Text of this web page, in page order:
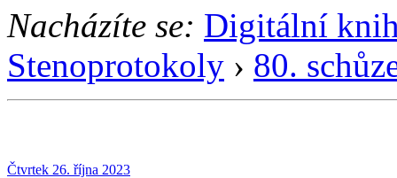
Nacházíte se: Digitální
Stenoprotokoly › 80.
Čtvrtek 26. října 2023